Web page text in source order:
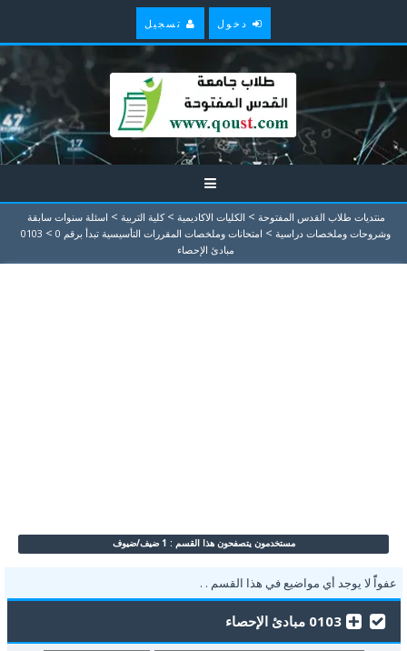
دخول تسجيل
منتديات طلاب القدس المفتوحة > الكليات الاكاديمية > كلية التربية > اسئلة سنوات سابقة
وشروحات وملخصات دراسية > امتحانات وملخصات المقررات التأسيسية تبدأ برقم 0 >
0103
مبادئ الإحصاء
مستخدمون يتصفحون هذا القسم : 1 ضيف/ضيوف
عفواًً لا يوجد أي مواضيع في هذا القسم . .
0103 مبادئ الإحصاء